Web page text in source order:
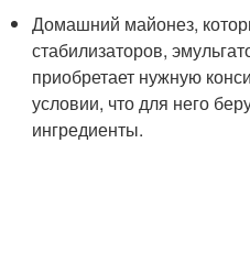
Домашний майонез,
стабилизаторов,
приобретает нужную
условии, что для него
ингредиенты.